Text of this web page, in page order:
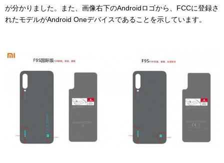
が分かりました。また、画像右下のAndroidロゴから、FCCに登録さ
れたモデルがAndroid Oneデバイスであることを示しています。